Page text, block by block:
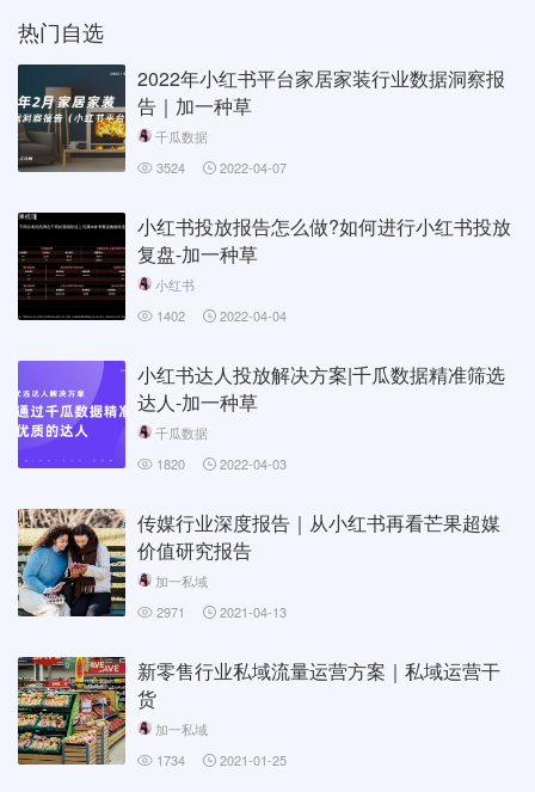
热门自选
2022年小红书平台家居家装行业数据洞察报
告｜加一种草
千瓜数据
3524
2022-04-07
小红书投放报告怎么做?如何进行小红书投放
复盘-加一种草
小红书
1402
2022-04-04
小红书达人投放解决方案|千瓜数据精准筛选
达人-加一种草
千瓜数据
1820
2022-04-03
传媒行业深度报告｜从小红书再看芒果超媒
价值研究报告
加一私域
2971
2021-04-13
新零售行业私域流量运营方案｜私域运营干
货
加一私域
1734
2021-01-25